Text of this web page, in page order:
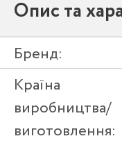
Опис та
Бренд:
Країна
виробництва/
виготовлення: